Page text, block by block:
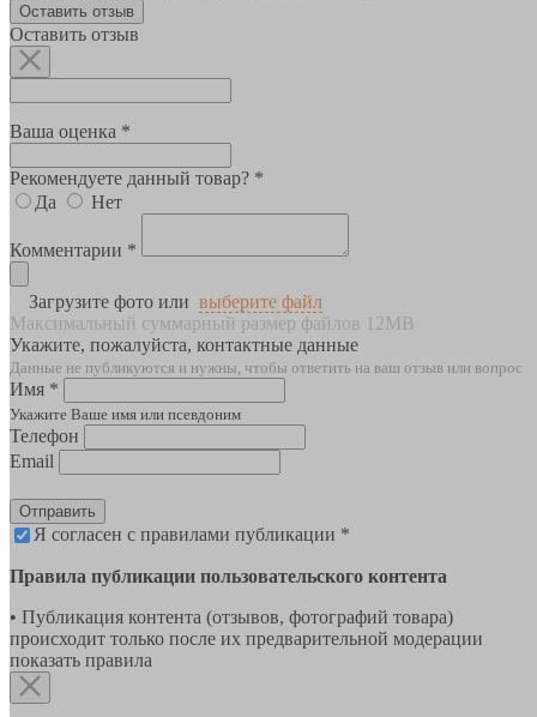
Оставить отзыв
Оставить отзыв
Ваша оценка *
Рекомендуете данный товар? *
Да
Нет
Комментарии *
Загрузите фото или выберите файл
Максимальный суммарный размер файлов 12MB
Укажите, пожалуйста, контактные данные
Данные не публикуются и нужны, чтобы ответить на ваш отзыв или вопрос
Имя *
Укажите Ваше имя или псевдоним
Телефон
Email
Отправить
Я согласен с правилами публикации *
Правила публикации пользовательского контента
• Публикация контента (отзывов, фотографий товара)
происходит только после их предварительной модерации
показать правила